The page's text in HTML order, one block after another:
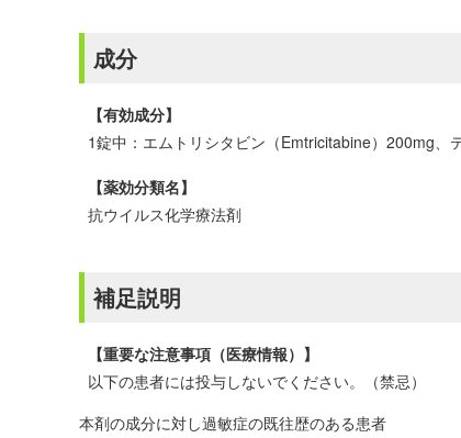
成分
【有効成分】
1錠中：エムトリシタビン（Emtricitabine）200mg、
【薬効分類名】
抗ウイルス化学療法剤
補足説明
【重要な注意事項（医療情報）】
以下の患者には投与しないでください。（禁忌）
本剤の成分に対し過敏症の既往歴のある患者